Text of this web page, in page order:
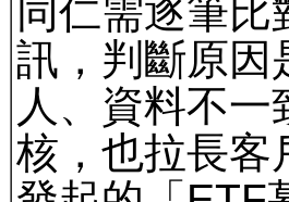
同仁需逐筆
訊，判斷原因
人、資料不
核，也拉長客